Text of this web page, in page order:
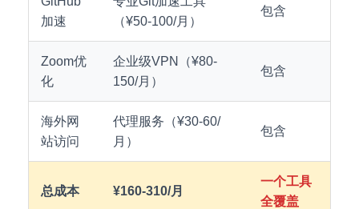
加速
（¥50-100/月）
包含
Zoom优
化
企业级VPN（¥80-
150/月）
包含
海外网
站访问
代理服务（¥30-60/
月）
包含
总成本 ¥160-310/月
一个工具
全覆盖